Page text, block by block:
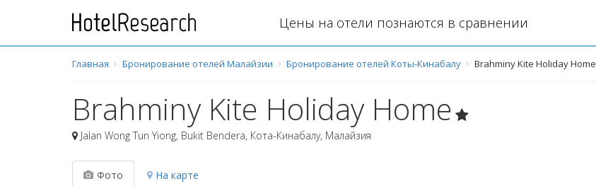
Цены на отели познаются в сравнении
Главная Бронирование отелей Малайзии Бронирование отелей Коты-Кинабалу Brahminy Kite Holiday Home
Brahminy Kite Holiday Home
Jalan Wong Tun Yiong, Bukit Bendera, Кота-Кинабалу, Малайзия
Фото На карте